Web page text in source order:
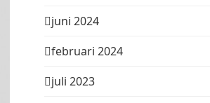
juni 2024
februari 2024
juli 2023